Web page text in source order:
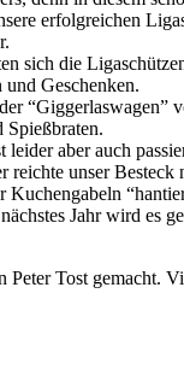
erfolgreichen
sich die
und Geschenken.
“Giggerlaswagen”
Spießbraten.
aber auch
reichte unser Besteck
Kuchengabeln
Jahr wird es
Peter Tost gemacht.